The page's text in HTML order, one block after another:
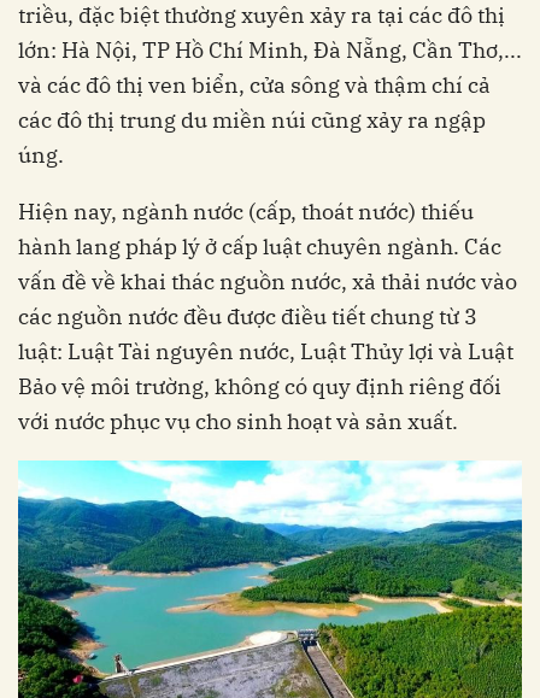
triều, đặc biệt thường xuyên xảy ra tại các đô thị
lớn: Hà Nội, TP Hồ Chí Minh, Đà Nẵng, Cần Thơ,...
và các đô thị ven biển, cửa sông và thậm chí cả
các đô thị trung du miền núi cũng xảy ra ngập
úng.
Hiện nay, ngành nước (cấp, thoát nước) thiếu
hành lang pháp lý ở cấp luật chuyên ngành. Các
vấn đề về khai thác nguồn nước, xả thải nước vào
các nguồn nước đều được điều tiết chung từ 3
luật: Luật Tài nguyên nước, Luật Thủy lợi và Luật
Bảo vệ môi trường, không có quy định riêng đối
với nước phục vụ cho sinh hoạt và sản xuất.